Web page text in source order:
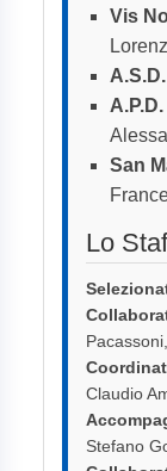
Vis
San
Lo
Claudio
Stefano